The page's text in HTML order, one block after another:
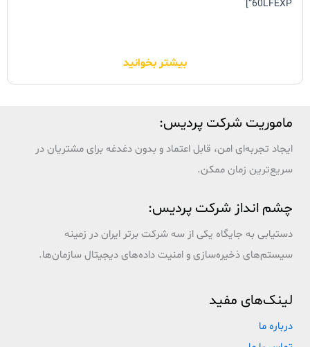
60LFEXP”]
بیشتر بخوانید
ماموریت شرکت پردیس:
ایجاد تجربه‌ای امن، قابل اعتماد و بدون دغدغه برای مشتریان در
سریع‌ترین زمان ممکن.
چشم انداز شرکت پردیس:
دستیابی به جایگاه یکی از سه شرکت برتر ایران در زمینه
سیستم‌های ذخیره‌سازی و امنیت داده‌های دیجیتال سازمان‌ها.
لینک‌های مفید
درباره ما